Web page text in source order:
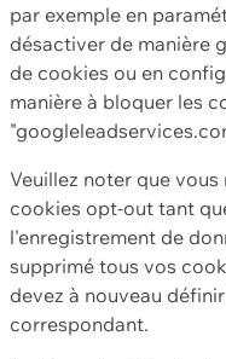
par exemple en
désactiver de manière
de cookies ou en
manière à bloquer les
Veuillez noter que
cookies opt-out tant
l'enregistrement de
supprimé tous vos
devez à nouveau
correspondant.